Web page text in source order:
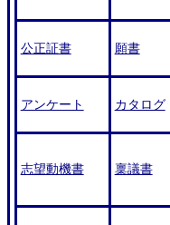
公正証書 願書
アンケート カタログ
志望動機書 稟議書